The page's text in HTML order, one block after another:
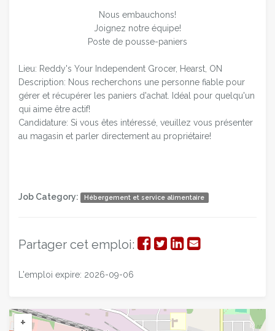
Nous embauchons!
Joignez notre équipe!
Poste de pousse-paniers
Lieu: Reddy's Your Independent Grocer, Hearst, ON
Description: Nous recherchons une personne fiable pour
gérer et récupérer les paniers d'achat. Idéal pour quelqu'un
qui aime être actif!
Candidature: Si vous êtes intéressé, veuillez vous présenter
au magasin et parler directement au propriétaire!
Job Category: Hébergement et service alimentaire
Partager cet emploi: Partager
Partager
Partager
Partager
L'emploi expire: 2026-09-06
+